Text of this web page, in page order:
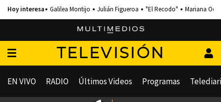
Galilea Montijo Julián Figueroa "El Recodo" Mariana
TELEVISIÓN
EN VIVO RADIO Últimos Videos Programas